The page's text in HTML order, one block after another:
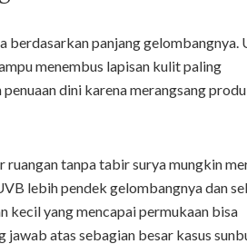
panjang gelombangnya.
menembus lapisan kulit paling
dini karena merangsang
tanpa tabir surya mungkin
lebih pendek gelombangnya dan
kecil yang mencapai permukaan bisa
jawab atas sebagian besar kasus